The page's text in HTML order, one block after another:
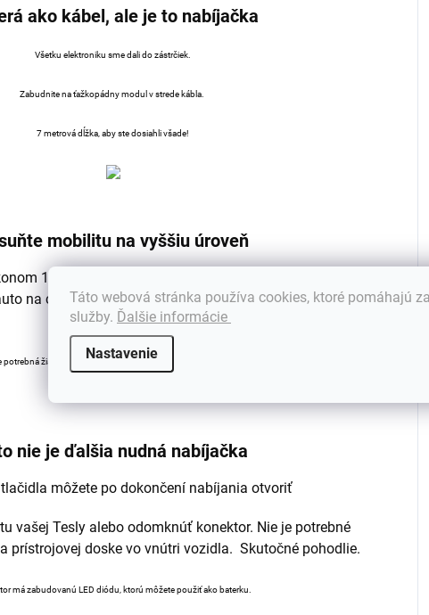
Táto webová stránka používa cookies, ktoré pomáhajú
služby. Ďalšie informácie
Nastavenie
ako kábel, ale je to nabíjačka
Všetku elektroniku sme dali do zástrčiek.
Zabudnite na ťažkopádny modul v strede kábla.
7 metrová dĺžka, aby ste dosiahli všade!
mobilitu na vyššiu úroveň
11 kW nahradí veľkú nástennú nabíjačku v garáži a
na cestách, doma alebo kdekoľvek, kde nájdete zdroj
energie.
potrebná žiadna inštalácia. Jednoducho sa pripojíte a nabíjate.
nie je ďalšia nudná nabíjačka
môžete po dokončení nabíjania otvoriť
vašej Tesly alebo odomknúť konektor. Nie je potrebné
prístrojovej doske vo vnútri vozidla. Skutočné pohodlie.
má zabudovanú LED diódu, ktorú môžete použiť ako baterku.